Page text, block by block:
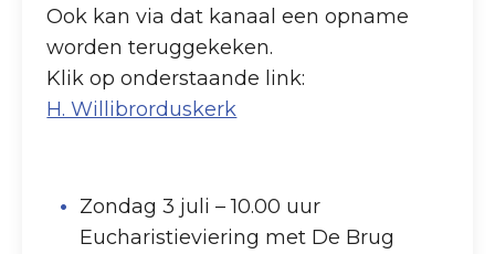
Ook kan via dat kanaal een opname
worden teruggekeken.
Klik op onderstaande link:
H. Willibrorduskerk
Zondag 3 juli – 10.00 uur
Eucharistieviering met De Brug